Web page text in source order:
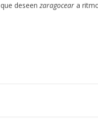
que deseenzaragocear a